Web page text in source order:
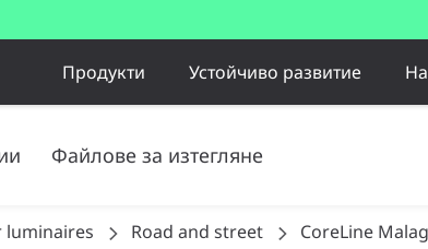
Продукти Устойчиво развитие
Файлове за изтегляне
luminaires Road and street CoreLine